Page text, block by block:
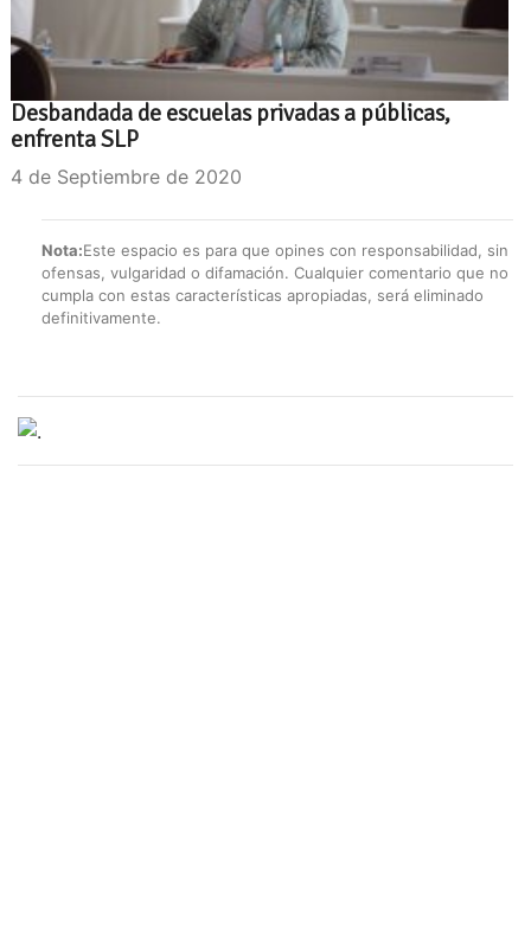
Desbandada de escuelas privadas a públicas,
enfrenta SLP
4 de Septiembre de 2020
Nota:Este espacio es para que opines con responsabilidad, sin
ofensas, vulgaridad o difamación. Cualquier comentario que no
cumpla con estas características apropiadas, será eliminado
definitivamente.